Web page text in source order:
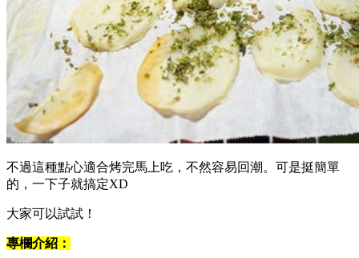
不過這種點心適合烤完馬上吃，不然容易回潮。可是挺簡單
的，一下子就搞定XD
大家可以試試！
專欄介紹：